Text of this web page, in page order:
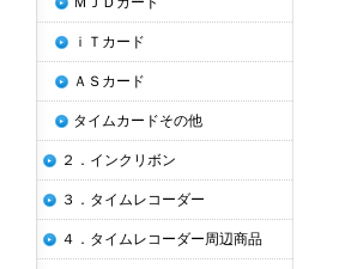
ｉＴカード
ＡＳカード
タイムカードその他
２．インクリボン
３．タイムレコーダー
４．タイムレコーダー周辺商品